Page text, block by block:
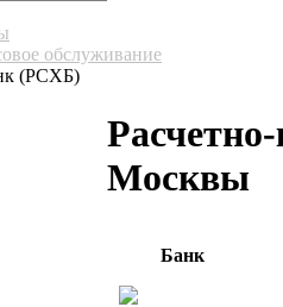
обслуживание
(РСХБ)
Москвы
Банк